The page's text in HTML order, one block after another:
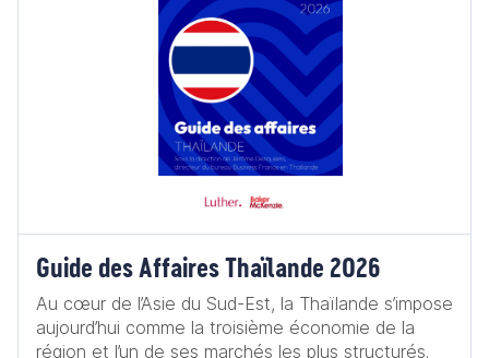
Guide des Affaires Thaïlande 2026
Au cœur de l’Asie du Sud-Est, la Thaïlande s’impose
aujourd’hui comme la troisième économie de la
région et l’un de ses marchés les plus structurés.